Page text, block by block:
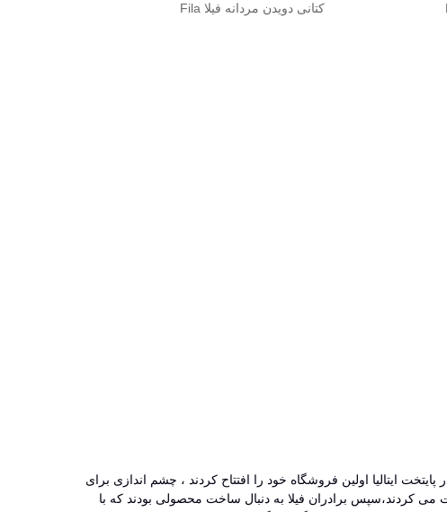
کتانی دویدن مردانه فیلا Fila
1911 در بیللا که یک شهر کوچک در پایتخت ایتالیا اولین فروشگاه خود را افتتاح کردند ، چشم اندازی برای
می کردند،سپس برادران فیلا به دنبال ساخت محصولی بودند که با